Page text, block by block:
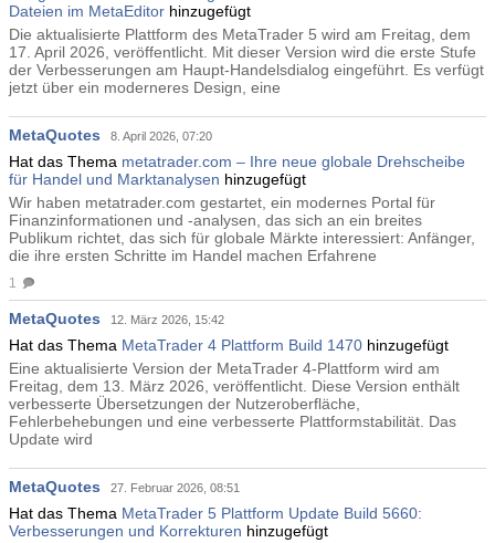
Dateien im MetaEditor hinzugefügt
Die aktualisierte Plattform des MetaTrader 5 wird am Freitag, dem
17. April 2026, veröffentlicht. Mit dieser Version wird die erste Stufe
der Verbesserungen am Haupt-Handelsdialog eingeführt. Es verfügt
jetzt über ein moderneres Design, eine
MetaQuotes 8. April 2026, 07:20
Hat das Thema metatrader.com – Ihre neue globale Drehscheibe
für Handel und Marktanalysen hinzugefügt
Wir haben metatrader.com gestartet, ein modernes Portal für
Finanzinformationen und -analysen, das sich an ein breites
Publikum richtet, das sich für globale Märkte interessiert: Anfänger,
die ihre ersten Schritte im Handel machen Erfahrene
1
MetaQuotes 12. März 2026, 15:42
Hat das Thema MetaTrader 4 Plattform Build 1470 hinzugefügt
Eine aktualisierte Version der MetaTrader 4-Plattform wird am
Freitag, dem 13. März 2026, veröffentlicht. Diese Version enthält
verbesserte Übersetzungen der Nutzeroberfläche,
Fehlerbehebungen und eine verbesserte Plattformstabilität. Das
Update wird
MetaQuotes 27. Februar 2026, 08:51
Hat das Thema MetaTrader 5 Plattform Update Build 5660:
Verbesserungen und Korrekturen hinzugefügt